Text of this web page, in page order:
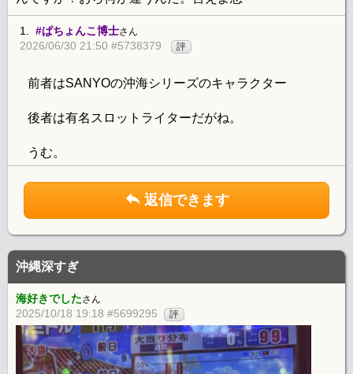
1. #ぱちょんこ博士さん
2026/06/30 21:50 #5738379 評
前者はSANYOの沖海シリーズのキャラクター
後者は有名スロットライターだがね。
うむ。
返信できます
沖縄深すぎ
海好きでしたさん
2025/10/18 19:18 #5699295 評